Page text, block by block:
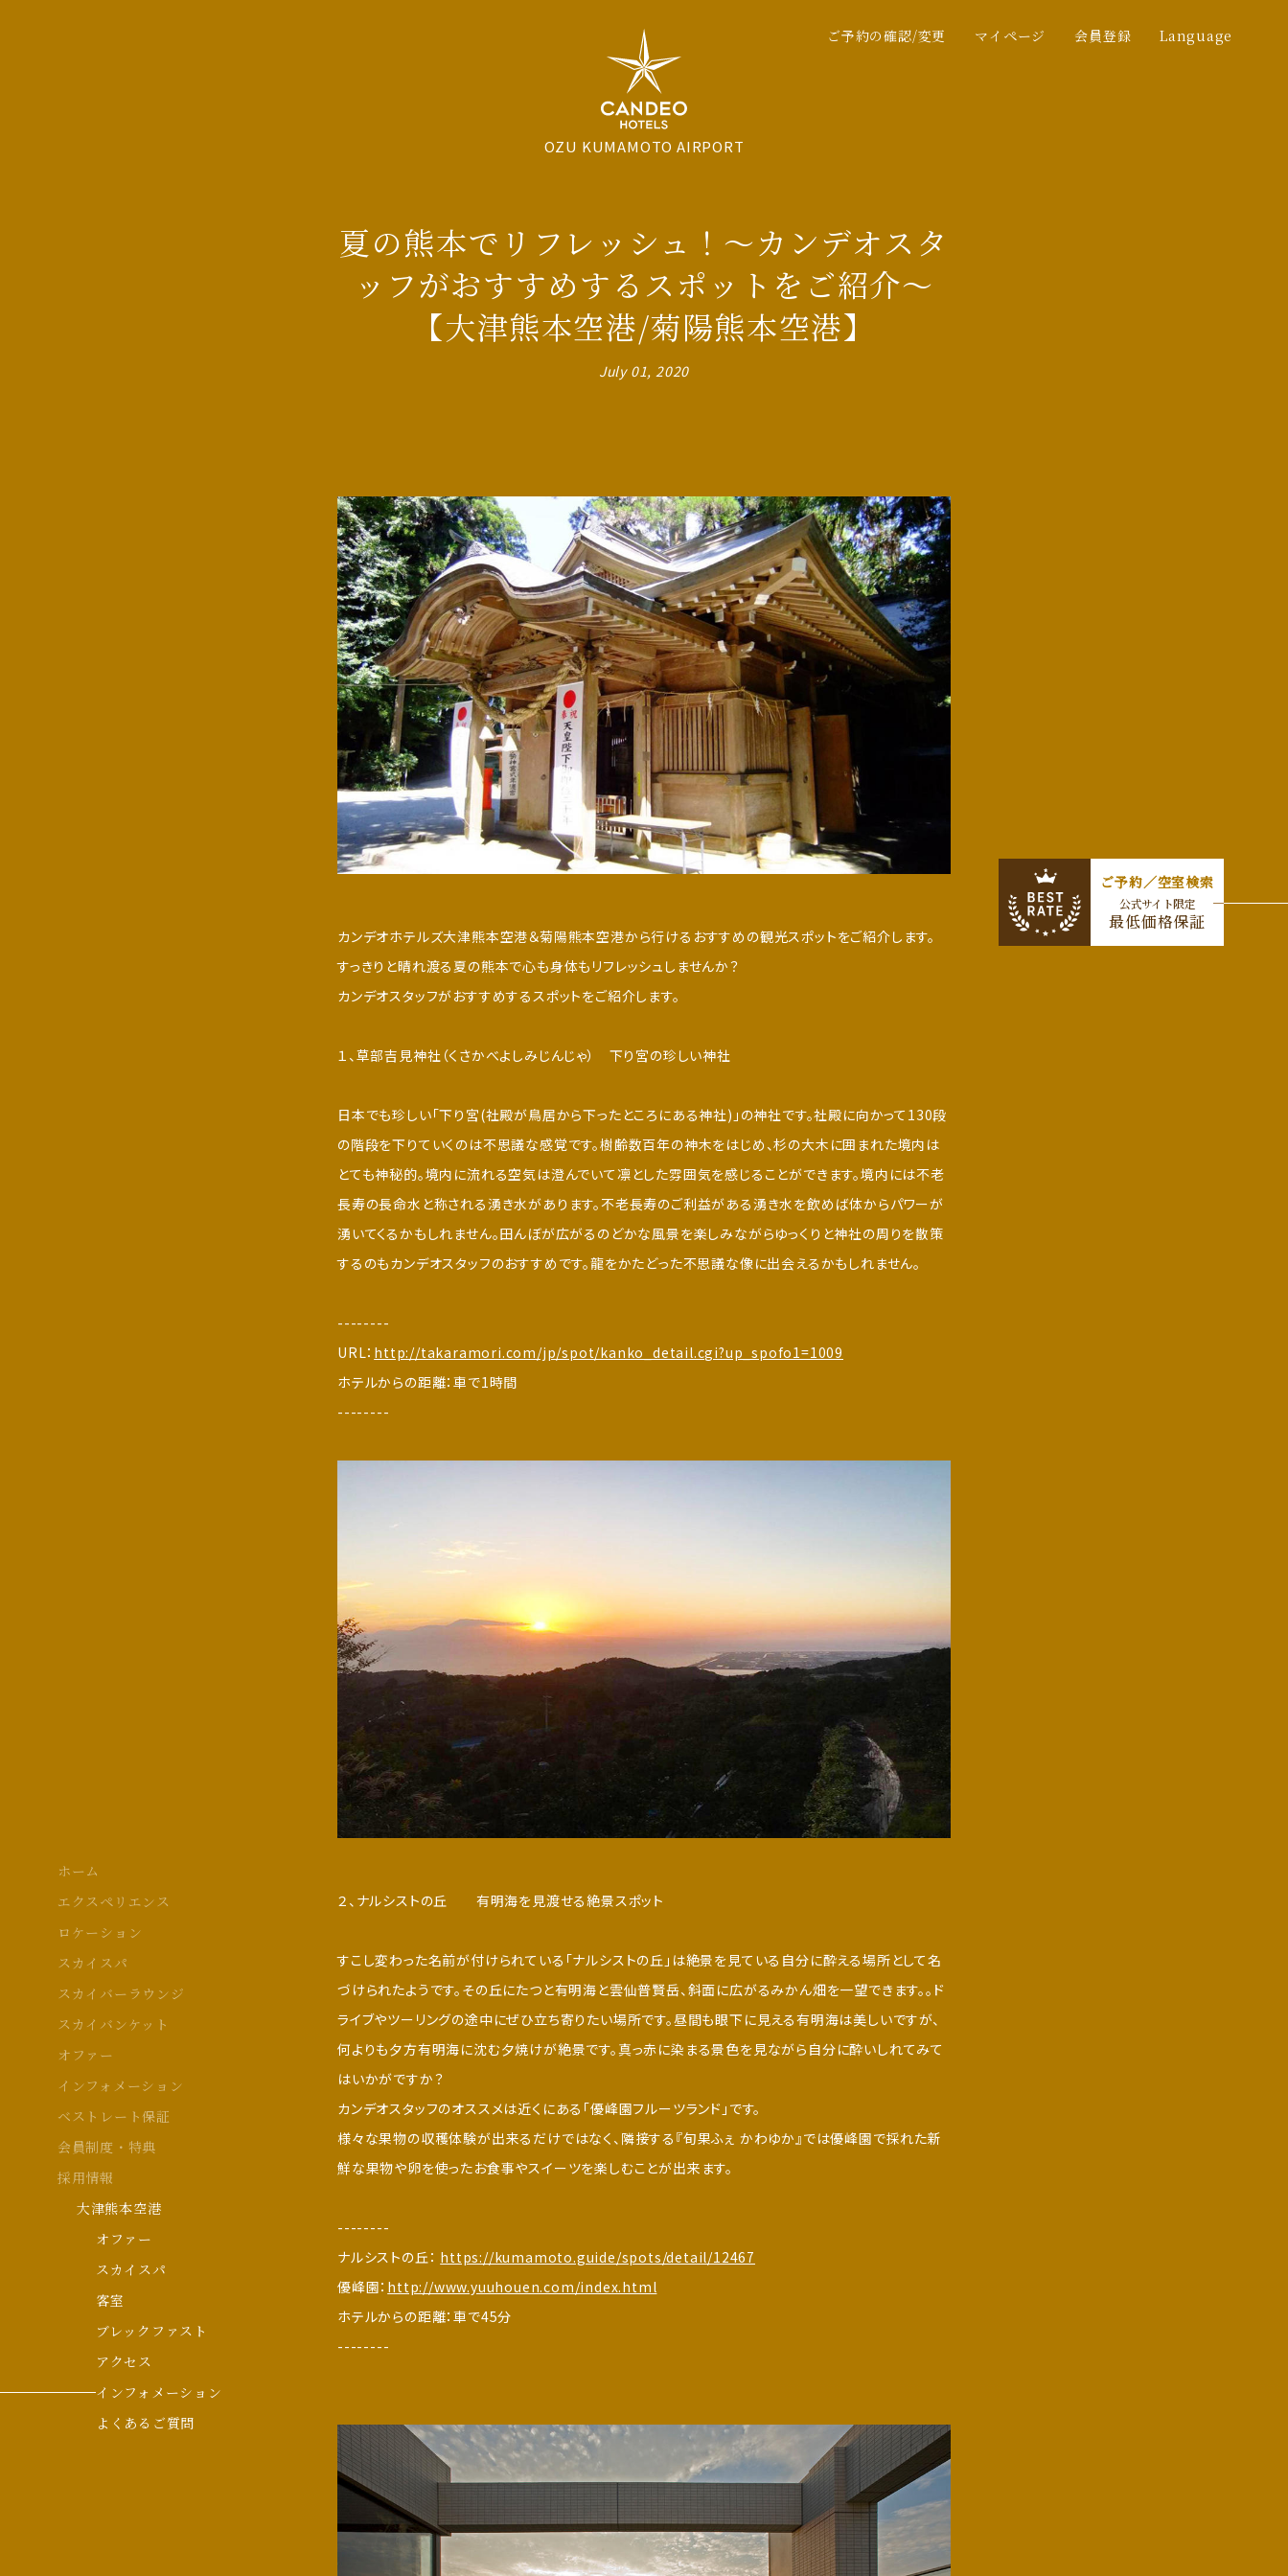
OZU KUMAMOTO AIRPORT
ご予約の確認/変更 マイページ 会員登録 Language
ホーム
エクスペリエンス
ロケーション
スカイスパ
スカイバーラウンジ
スカイバンケット
オファー
インフォメーション
ベストレート保証
会員制度・特典
採用情報
大津熊本空港
オファー
スカイスパ
客室
ブレックファスト
アクセス
インフォメーション
よくあるご質問
ご予約／空室検索
公式サイト限定
最低価格保証
夏の熊本でリフレッシュ！～カンデオスタ
ッフがおすすめするスポットをご紹介～
【大津熊本空港/菊陽熊本空港】
July 01, 2020
カンデオホテルズ大津熊本空港＆菊陽熊本空港から行けるおすすめの観光スポットをご紹介します。
すっきりと晴れ渡る夏の熊本で心も身体もリフレッシュしませんか？
カンデオスタッフがおすすめするスポットをご紹介します。
１、草部吉見神社（くさかべよしみじんじゃ） 下り宮の珍しい神社
日本でも珍しい「下り宮(社殿が鳥居から下ったところにある神社)」の神社です。社殿に向かって130段
の階段を下りていくのは不思議な感覚です。樹齢数百年の神木をはじめ、杉の大木に囲まれた境内は
とても神秘的。境内に流れる空気は澄んでいて凛とした雰囲気を感じることができます。境内には不老
長寿の長命水と称される湧き水があります。不老長寿のご利益がある湧き水を飲めば体からパワーが
湧いてくるかもしれません。田んぼが広がるのどかな風景を楽しみながらゆっくりと神社の周りを散策
するのもカンデオスタッフのおすすめです。龍をかたどった不思議な像に出会えるかもしれません。
--------
URL： http://takaramori.com/jp/spot/kanko_detail.cgi?up_spofo1=1009
ホテルからの距離：車で1時間
--------
２、ナルシストの丘 有明海を見渡せる絶景スポット
すこし変わった名前が付けられている「ナルシストの丘」は絶景を見ている自分に酔える場所として名
づけられたようです。その丘にたつと有明海と雲仙普賢岳、斜面に広がるみかん畑を一望できます。。ド
ライブやツーリングの途中にぜひ立ち寄りたい場所です。昼間も眼下に見える有明海は美しいですが、
何よりも夕方有明海に沈む夕焼けが絶景です。真っ赤に染まる景色を見ながら自分に酔いしれてみて
はいかがですか？
カンデオスタッフのオススメは近くにある「優峰園フルーツランド」です。
様々な果物の収穫体験が出来るだけではなく、隣接する『旬果ふぇ かわゆか』では優峰園で採れた新
鮮な果物や卵を使ったお食事やスイーツを楽しむことが出来ます。
--------
ナルシストの丘： https://kumamoto.guide/spots/detail/12467
優峰園： http://www.yuuhouen.com/index.html
ホテルからの距離：車で45分
--------